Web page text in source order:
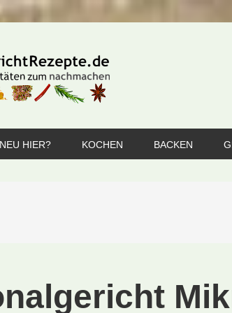
NEU HIER? KOCHEN BACKEN